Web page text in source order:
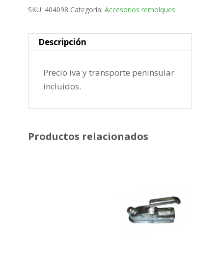
SKU: 404098 Categoría: Accesorios remolques
Descripción
Precio iva y transporte peninsular
incluidos.
Productos relacionados